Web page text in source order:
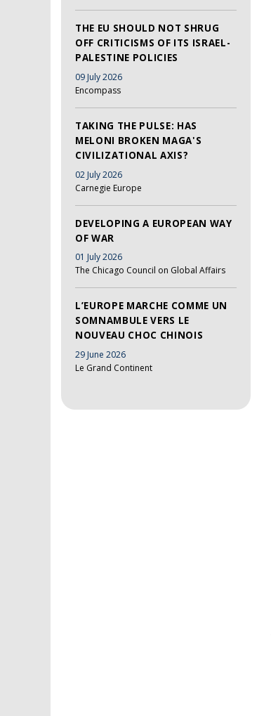
THE EU SHOULD NOT SHRUG
OFF CRITICISMS OF ITS ISRAEL-
PALESTINE POLICIES
09 July 2026
Encompass
TAKING THE PULSE: HAS
MELONI BROKEN MAGA'S
CIVILIZATIONAL AXIS?
02 July 2026
Carnegie Europe
DEVELOPING A EUROPEAN WAY
OF WAR
01 July 2026
The Chicago Council on Global Affairs
L’EUROPE MARCHE COMME UN
SOMNAMBULE VERS LE
NOUVEAU CHOC CHINOIS
29 June 2026
Le Grand Continent